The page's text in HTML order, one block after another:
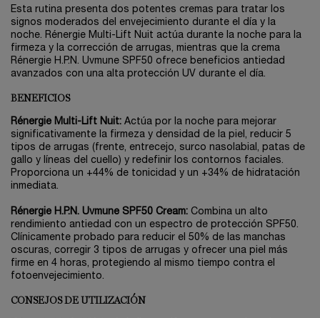
Esta rutina presenta dos potentes cremas para tratar los
signos moderados del envejecimiento durante el día y la
noche. Rénergie Multi-Lift Nuit actúa durante la noche para la
firmeza y la corrección de arrugas, mientras que la crema
Rénergie H.P.N. Uvmune SPF50 ofrece beneficios antiedad
avanzados con una alta protección UV durante el día.
BENEFICIOS
Rénergie Multi-Lift Nuit: Actúa por la noche para mejorar
significativamente la firmeza y densidad de la piel, reducir 5
tipos de arrugas (frente, entrecejo, surco nasolabial, patas de
gallo y líneas del cuello) y redefinir los contornos faciales.
Proporciona un +44% de tonicidad y un +34% de hidratación
inmediata.
Rénergie H.P.N. Uvmune SPF50 Cream: Combina un alto
rendimiento antiedad con un espectro de protección SPF50.
Clínicamente probado para reducir el 50% de las manchas
oscuras, corregir 3 tipos de arrugas y ofrecer una piel más
firme en 4 horas, protegiendo al mismo tiempo contra el
fotoenvejecimiento.
CONSEJOS DE UTILIZACIÓN